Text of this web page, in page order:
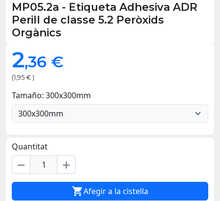
MP05.2a - Etiqueta Adhesiva ADR
Perill de classe 5.2 Peròxids
Orgànics
2,36 €
(1,95 € )
Tamaño: 300x300mm
Quantitat
remove add
Afegir a la cistella